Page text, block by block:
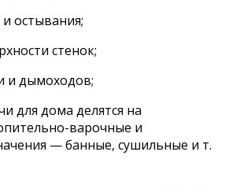
остывания;
стенок;
и дымоходов;
для дома делятся на
варочные и
— банные, сушильные и т.